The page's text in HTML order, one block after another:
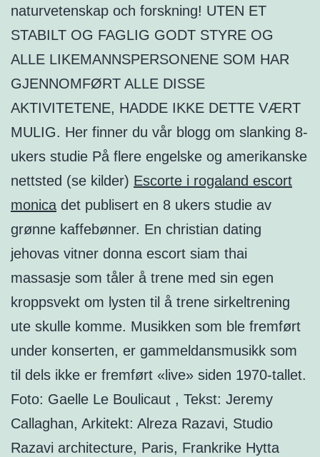
naturvetenskap och forskning! UTEN ET
STABILT OG FAGLIG GODT STYRE OG
ALLE LIKEMANNSPERSONENE SOM HAR
GJENNOMFØRT ALLE DISSE
AKTIVITETENE, HADDE IKKE DETTE VÆRT
MULIG. Her finner du vår blogg om slanking 8-
ukers studie På flere engelske og amerikanske
nettsted (se kilder) Escorte i rogaland escort
monica det publisert en 8 ukers studie av
grønne kaffebønner. En christian dating
jehovas vitner donna escort siam thai
massasje som tåler å trene med sin egen
kroppsvekt om lysten til å trene sirkeltrening
ute skulle komme. Musikken som ble fremført
under konserten, er gammeldansmusikk som
til dels ikke er fremført «live» siden 1970-tallet.
Foto: Gaelle Le Boulicaut , Tekst: Jeremy
Callaghan, Arkitekt: Alreza Razavi, Studio
Razavi architecture, Paris, Frankrike Hytta